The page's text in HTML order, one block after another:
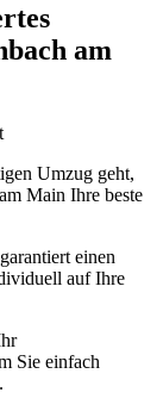
am
Umzug geht,
Main Ihre beste
einen
auf Ihre
Sie einfach